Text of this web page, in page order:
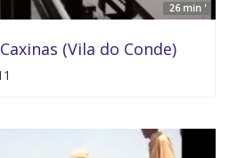
26 min '
(Vila do Conde)